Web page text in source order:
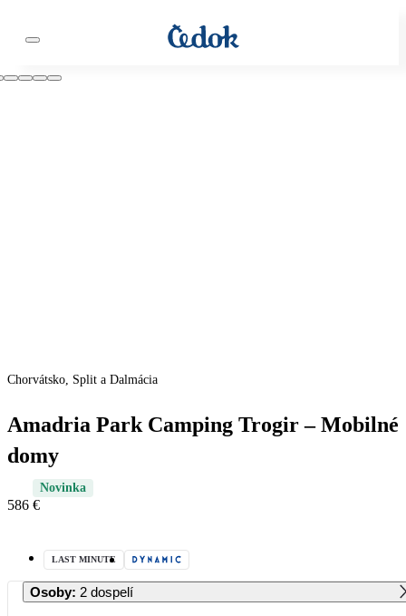
Chorvátsko, Split a Dalmácia
Amadria Park Camping Trogir – Mobilné
domy
Novinka
586 €
LAST MINUTE
Osoby: 2 dospelí